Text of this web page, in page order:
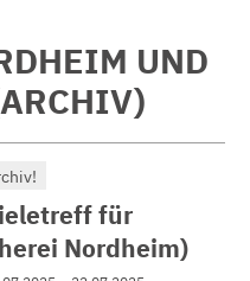
UND
für
Nordheim)